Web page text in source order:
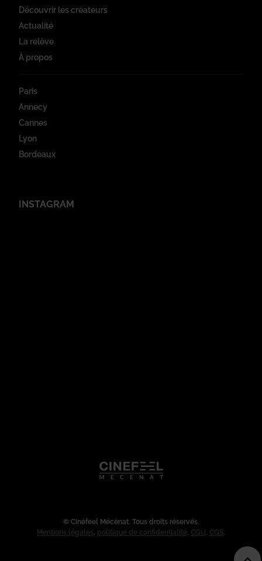
Découvrir les créateurs
Actualité
La relève
À propos
Paris
Annecy
Cannes
Lyon
Bordeaux
INSTAGRAM
© Cinéfeel Mécénat. Tous droits réservés.
Mentions légales, politique de confidentialité. CGU. CGS.